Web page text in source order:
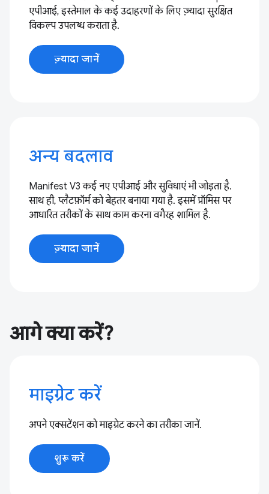
एपीआई, इस्तेमाल के कई उदाहरणों के लिए ज़्यादा सुरक्षित
विकल्प उपलब्ध कराता है.
ज़्यादा जानें
अन्य बदलाव
Manifest V3 कई नए एपीआई और सुविधाएं भी जोड़ता है.
साथ ही, प्लैटफ़ॉर्म को बेहतर बनाया गया है. इसमें प्रॉमिस पर
आधारित तरीकों के साथ काम करना वगैरह शामिल है.
ज़्यादा जानें
आगे क्या करें?
माइग्रेट करें
अपने एक्सटेंशन को माइग्रेट करने का तरीका जानें.
शुरू करें